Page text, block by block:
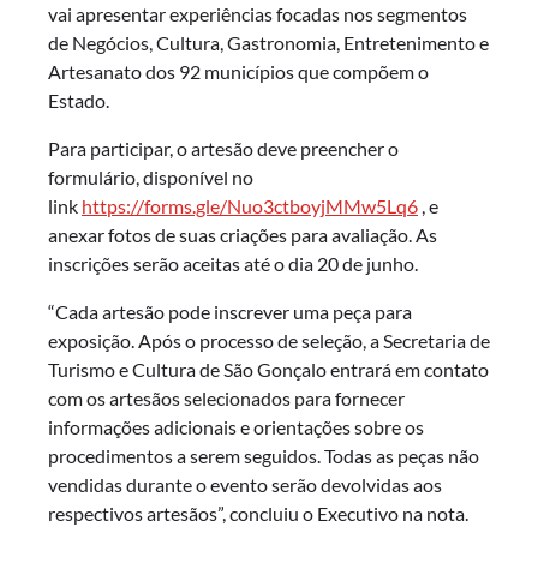
vai apresentar experiências focadas nos segmentos
de Negócios, Cultura, Gastronomia, Entretenimento e
Artesanato dos 92 municípios que compõem o
Estado.
Para participar, o artesão deve preencher o
formulário, disponível no
link https://forms.gle/Nuo3ctboyjMMw5Lq6 , e
anexar fotos de suas criações para avaliação. As
inscrições serão aceitas até o dia 20 de junho.
“Cada artesão pode inscrever uma peça para
exposição. Após o processo de seleção, a Secretaria de
Turismo e Cultura de São Gonçalo entrará em contato
com os artesãos selecionados para fornecer
informações adicionais e orientações sobre os
procedimentos a serem seguidos. Todas as peças não
vendidas durante o evento serão devolvidas aos
respectivos artesãos”, concluiu o Executivo na nota.